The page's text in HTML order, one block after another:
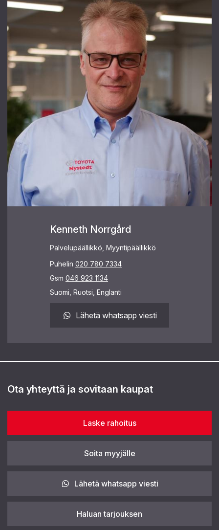
Kenneth Norrgård
Palvelupäällikkö, Myyntipäällikkö
Puhelin 020 780 7334
Gsm 046 923 1134
Suomi, Ruotsi, Englanti
Lähetä whatsapp viesti
Ota yhteyttä ja sovitaan kaupat
Laske rahoitus
Soita myyjälle
Lähetä whatsapp viesti
Haluan tarjouksen